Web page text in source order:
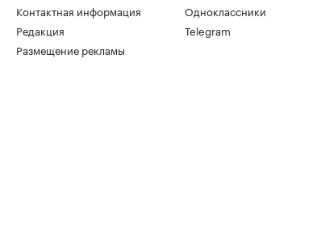
Контактная информация
Редакция
Размещение рекламы
Одноклассники
Telegram